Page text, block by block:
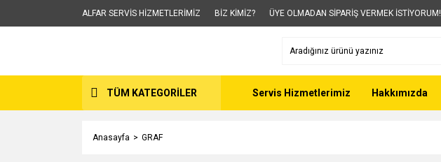
ALFAR SERVİS HİZMETLERİMİZ BİZ KİMİZ? ÜYE OLMADAN SİPARİŞ VERMEK İSTİYORUM!
TÜM KATEGORİLER Servis Hizmetlerimiz Hakkımızda
Anasayfa GRAF